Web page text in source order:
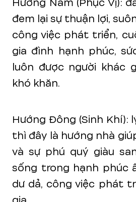
đem lại sự thuận lợi,
công việc phát triển,
gia đình hạnh phúc,
luôn được người khác
khó khăn.
Hướng Đông (Sinh Khí):
thì đây là hướng nhà
và sự phú quý giàu
sống trong hạnh phúc
dư dả, công việc phát